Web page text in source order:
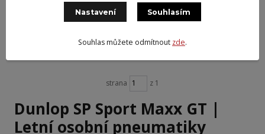
7 539 Kč /
bez DPH Partner 4 ks
Přidat do košíku
strana z 1
Dunlop SP Sport Maxx GT |
Letní osobní pneumatiky
Nastavení Souhlasím
Souhlas můžete odmítnout zde.